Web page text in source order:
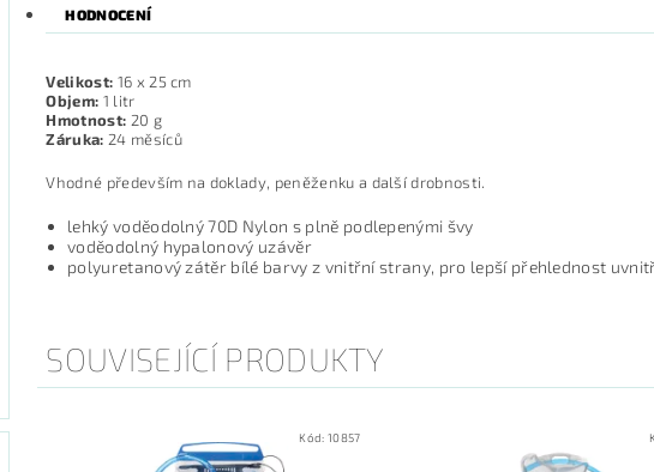
HODNOCENÍ
Velikost: 16 x 25 cm
Objem: 1 litr
Hmotnost: 20 g
Záruka: 24 měsíců
Vhodné především na doklady, peněženku a další drobnosti.
lehký voděodolný 70D Nylon s plně podlepenými švy
voděodolný hypalonový uzávěr
polyuretanový zátěr bílé barvy z vnitřní strany, pro lepší přehlednost
SOUVISEJÍCÍ PRODUKTY
Kód: 10857